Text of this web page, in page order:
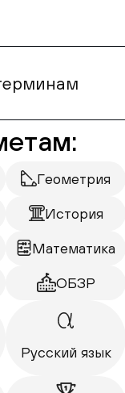
Геометрия
История
Математика
ОБЗР
Русский язык